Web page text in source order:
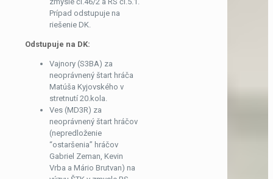
Prípad odstupuje na
riešenie DK.
Odstupuje na DK:
Vajnory (S3BA) za
neoprávnený štart hráča
Matúša Kyjovského v
stretnutí 20.kola.
Ves (MD3R) za
neoprávnený štart hráčov
(nepredloženie
“ostaršenia” hráčov
Gabriel Zeman, Kevin
Vrba a Mário Brutvan) na